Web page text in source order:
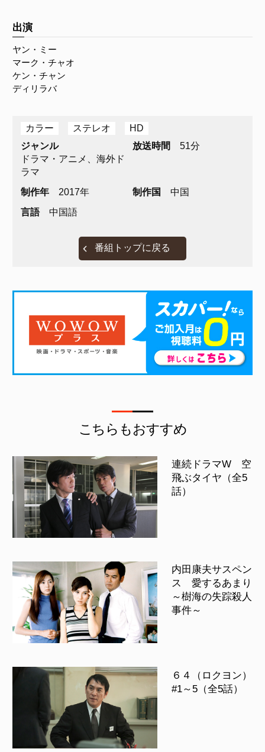
出演
ヤン・ミー
マーク・チャオ
ケン・チャン
ディリラバ
カラー ステレオ
HD
ジャンル
ドラマ・アニメ、海外ド
ラマ
放送時間 51分
制作年 2017年 制作国
中国
言語
中国語
番組トップに戻る
こちらもおすすめ
連続ドラマW 空
飛ぶタイヤ（全5
話）
内田康夫サスペン
ス 愛するあまり
～樹海の失踪殺人
事件～
６４（ロクヨン）
#1～5（全5話）